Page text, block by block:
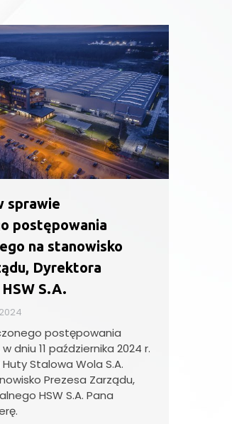
sprawie
postępowania
na stanowisko
Dyrektora
S.A.
postępowania
dniu 11 października 2024 r.
Stalowa Wola S.A.
Prezesa Zarządu,
HSW S.A. Pana